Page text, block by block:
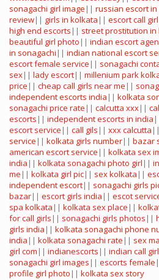
sonagachi girl image || russian escort in
review|| girls in kolkata || escort call girl
high end escorts || street prostitution in
beautiful girl photo || indian escort
in sonagachi || indian national escort
escort female service || sonagachi
sex|| lady escort|| millenium park
price || cheap call girls near me ||
independent escorts india || kolkata
sonagachi price rate || calcutta xxx||
escorts || independent escorts in india
escort service || call gils || xxx calcutta ||
service || kolkata girls number|| bazar
american escort service || kolkata sex
india || kolkata sonagachi photo girl ||
me || kolkata girl pic|| sex kolkata ||
independent escort|| sonagachi girls
bazar|| escort girls india || escot
spa kolkata || kolkata sex place ||
for call girls || sonagachi girls photos ||
girls india || kolkata sonagachi phone
india || kolkata sonagachi rate || sex
girl com || indianescorts || indian call
sonagachi girl images || escorts female
profile girl photo || kolkata sex story